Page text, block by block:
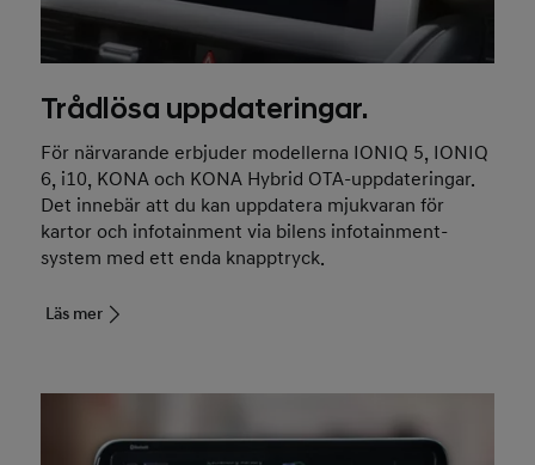
Trådlösa uppdateringar.
För närvarande erbjuder modellerna IONIQ 5, IONIQ
6, i10, KONA och KONA Hybrid OTA-uppdateringar.
Det innebär att du kan uppdatera mjukvaran för
kartor och infotainment via bilens infotainment-
system med ett enda knapptryck.
Läs mer